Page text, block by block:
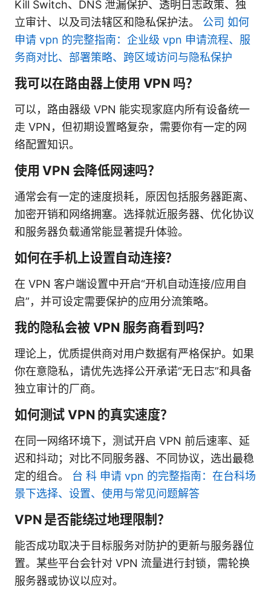
Kill Switch、DNS 泄漏保护、透明日志政策、独
立审计、以及司法辖区和隐私保护法。 公司 如何
申请 vpn 的完整指南：企业级 vpn 申请流程、服
务商对比、部署策略、跨区域访问与隐私保护
我可以在路由器上使用 VPN 吗？
可以，路由器级 VPN 能实现家庭内所有设备统一
走 VPN，但初期设置略复杂，需要你有一定的网
络配置知识。
使用 VPN 会降低网速吗？
通常会有一定的速度损耗，原因包括服务器距离、
加密开销和网络拥塞。选择就近服务器、优化协议
和服务器负载通常能显著提升体验。
如何在手机上设置自动连接？
在 VPN 客户端设置中开启“开机自动连接/应用自
启”，并可设定需要保护的应用分流策略。
我的隐私会被 VPN 服务商看到吗？
理论上，优质提供商对用户数据有严格保护。如果
你在意隐私，请优先选择公开承诺“无日志”和具备
独立审计的厂商。
如何测试 VPN 的真实速度？
在同一网络环境下，测试开启 VPN 前后速率、延
迟和抖动；对比不同服务器、不同协议，选出最稳
定的组合。 台 科 申请 vpn 的完整指南：在台科场
景下选择、设置、使用与常见问题解答
VPN 是否能绕过地理限制？
能否成功取决于目标服务对防护的更新与服务器位
置。某些平台会针对 VPN 流量进行封锁，需轮换
服务器或协议以应对。